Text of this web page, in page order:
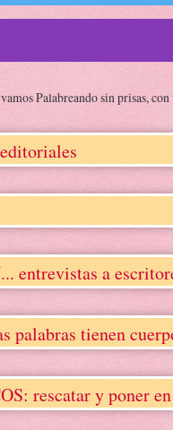
Palabreando sin prisas,
entrevistas a
palabras tienen
rescatar y poner